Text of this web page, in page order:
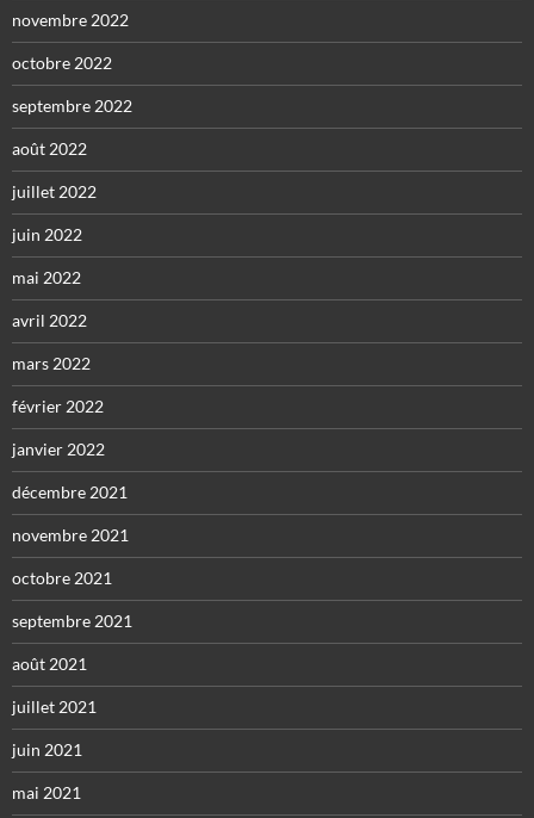
novembre 2022
octobre 2022
septembre 2022
août 2022
juillet 2022
juin 2022
mai 2022
avril 2022
mars 2022
février 2022
janvier 2022
décembre 2021
novembre 2021
octobre 2021
septembre 2021
août 2021
juillet 2021
juin 2021
mai 2021